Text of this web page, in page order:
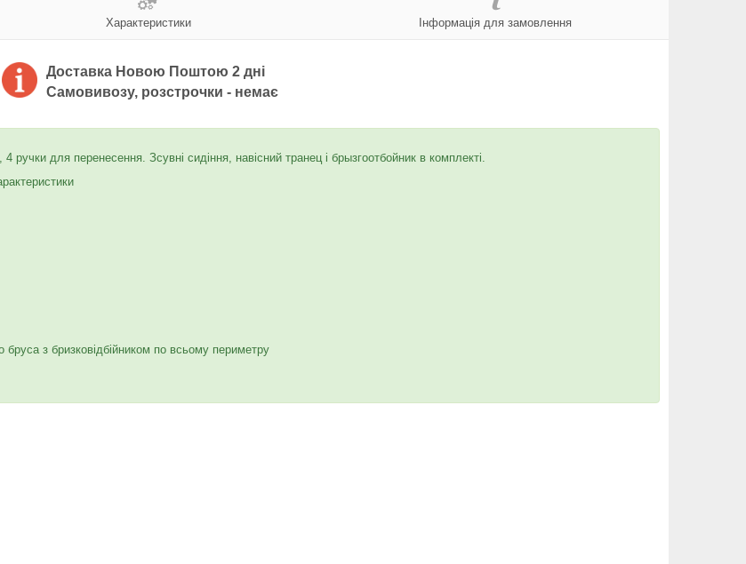
Характеристики Інформація для замовлення
Доставка Новою Поштою 2 дні
Самовивозу, розстрочки - немає
для перенесення. Зсувні сидіння, навісний транец і брызгоотбойник в комплекті.
з бризковідбійником по всьому периметру